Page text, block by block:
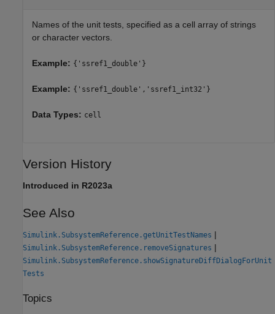
Names of the unit tests, specified as a cell array of strings
or character vectors.
Example: {'ssref1_double'}
Example: {'ssref1_double','ssref1_int32'}
Data Types: cell
Version History
Introduced in R2023a
See Also
Simulink.SubsystemReference.getUnitTestNames |
Simulink.SubsystemReference.removeSignatures |
Simulink.SubsystemReference.showSignatureDiffDialogForUnit
Tests
Topics